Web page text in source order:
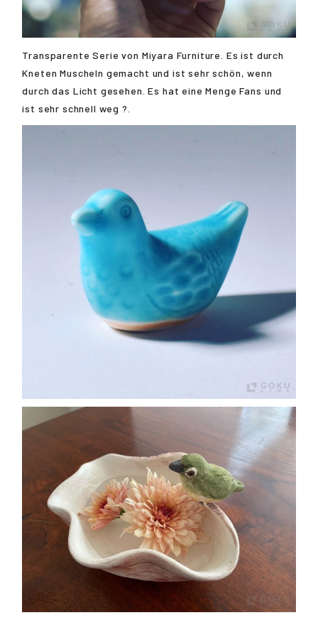
Transparente Serie von Miyara Furniture. Es ist durch
Kneten Muscheln gemacht und ist sehr schön, wenn
durch das Licht gesehen. Es hat eine Menge Fans und
ist sehr schnell weg ?.